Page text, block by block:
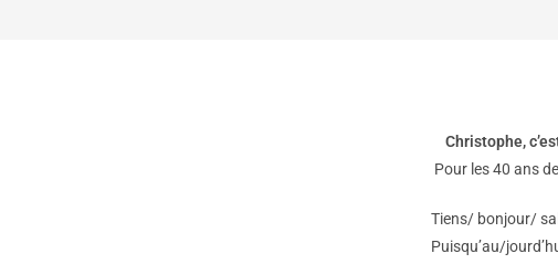
Christophe,
Pour les 40 ans
Tiens/ bonjour/
Puisqu’au/